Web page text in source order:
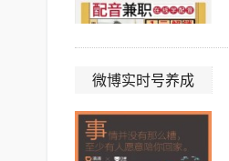
微博实时号养成